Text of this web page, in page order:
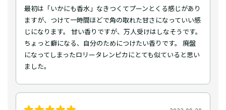
最初は「いかにも香水」なきつくてプーンとくる感じがあり
ますが、つけて一時間ほどで角の取れた甘さになっていい感
じになります。 甘い香りですが、万人受けはしなそうです。
ちょっと癖になる、自分のためにつけたい香りです。 廃盤
になってしまったロリータレンピカにとても似ていると思い
ました。